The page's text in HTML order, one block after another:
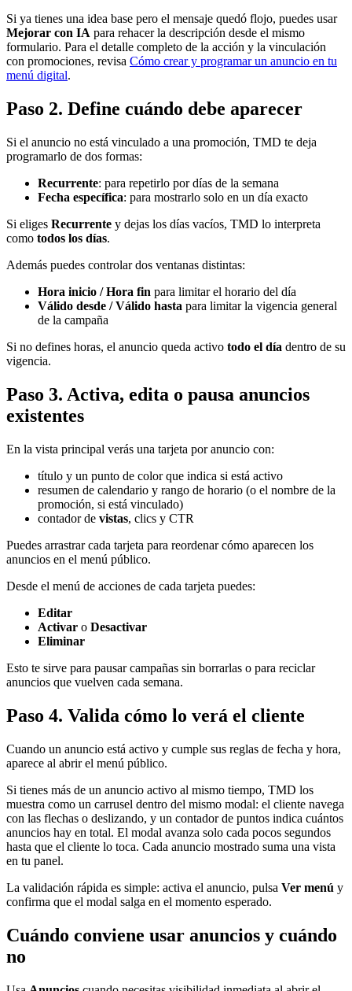
Si ya tienes una idea base pero el mensaje quedó flojo, puedes usar
Mejorar con IA para rehacer la descripción desde el mismo
formulario. Para el detalle completo de la acción y la vinculación
con promociones, revisa Cómo crear y programar un anuncio en tu
menú digital.
Paso 2. Define cuándo debe aparecer
Si el anuncio no está vinculado a una promoción, TMD te deja
programarlo de dos formas:
Recurrente: para repetirlo por días de la semana
Fecha específica: para mostrarlo solo en un día exacto
Si eliges Recurrente y dejas los días vacíos, TMD lo interpreta
como todos los días.
Además puedes controlar dos ventanas distintas:
Hora inicio / Hora fin para limitar el horario del día
Válido desde / Válido hasta para limitar la vigencia general
de la campaña
Si no defines horas, el anuncio queda activo todo el día dentro de su
vigencia.
Paso 3. Activa, edita o pausa anuncios
existentes
En la vista principal verás una tarjeta por anuncio con:
título y un punto de color que indica si está activo
resumen de calendario y rango de horario (o el nombre de la
promoción, si está vinculado)
contador de vistas, clics y CTR
Puedes arrastrar cada tarjeta para reordenar cómo aparecen los
anuncios en el menú público.
Desde el menú de acciones de cada tarjeta puedes:
Editar
Activar o Desactivar
Eliminar
Esto te sirve para pausar campañas sin borrarlas o para reciclar
anuncios que vuelven cada semana.
Paso 4. Valida cómo lo verá el cliente
Cuando un anuncio está activo y cumple sus reglas de fecha y hora,
aparece al abrir el menú público.
Si tienes más de un anuncio activo al mismo tiempo, TMD los
muestra como un carrusel dentro del mismo modal: el cliente navega
con las flechas o deslizando, y un contador de puntos indica cuántos
anuncios hay en total. El modal avanza solo cada pocos segundos
hasta que el cliente lo toca. Cada anuncio mostrado suma una vista
en tu panel.
La validación rápida es simple: activa el anuncio, pulsa Ver menú y
confirma que el modal salga en el momento esperado.
Cuándo conviene usar anuncios y cuándo
no